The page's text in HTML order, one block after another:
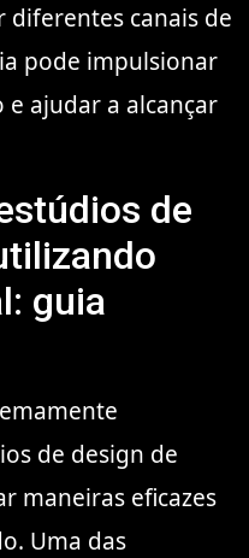
canais de
pode impulsionar
ajudar a alcançar
de
guia
de design de
maneiras eficazes
Uma das